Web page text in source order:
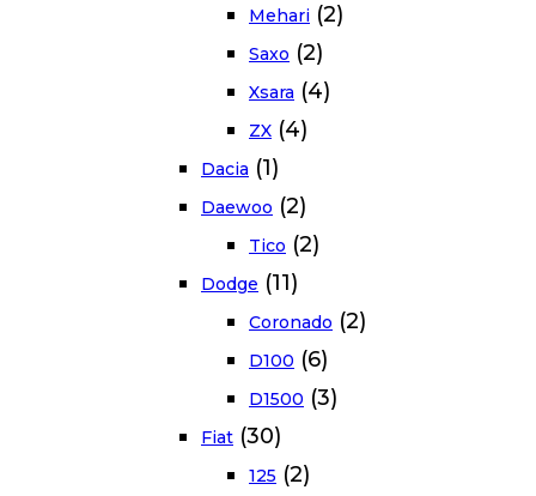
Mehari (2)
Saxo (2)
Xsara (4)
ZX (4)
Dacia (1)
Daewoo (2)
Tico (2)
Dodge (11)
Coronado (2)
D100 (6)
D1500 (3)
Fiat (30)
125 (2)